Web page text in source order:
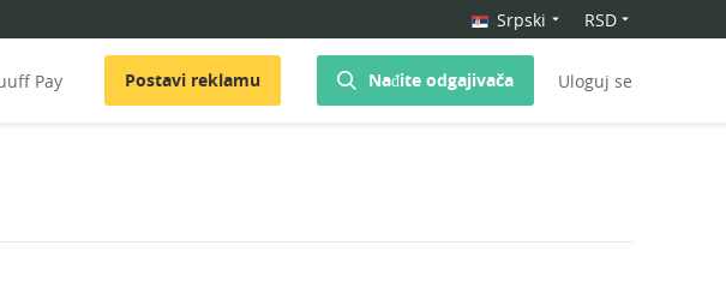
Srpski RSD
Pay Postavi reklamu Nađite odgajivača Uloguj se